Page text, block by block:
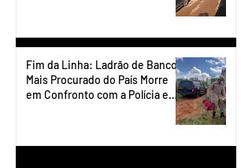
Fim da Linha: Ladrão de Banco
Mais Procurado do País Morre
em Confronto com a Polícia em